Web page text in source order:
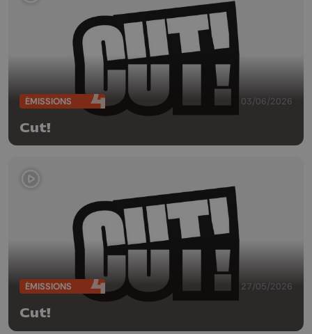
ÉMISSIONS 03/06/2026
Cut!
ÉMISSIONS 27/05/2026
Cut!